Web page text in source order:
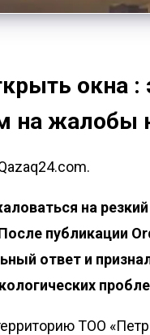
окна :
на жалобы
на резкий
публикации
ответ и
ТОО